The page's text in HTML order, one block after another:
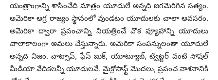
యంత్రాంగాన్ని శాసించేది మాత్రం యూదులే అన్నది జగమెరిగిన సత్యం.
అమెరికా అగ్ర రాజ్యం స్థానంలో వుండటం యూదులకు చాలా అవసరం.
అమెరికా ద్వారా ప్రపంచాన్ని నియత్రించే వొక వ్యూహాన్ని యూదులు
చాలాకాలంగా అమలు చేస్తున్నారు. అమెరికా సంపన్నులంతా యూదులే
అన్నది నిజం. వాట్సాప్,‌ ఫేస్ బుక్, యూట్యూబ్, ట్విట్టర్ వంటి సోషల్
మీడియా వేదికలన్నీ యూదులవే. మైక్రోసాఫ్ట్ మొదలు, ప్రపంచ నాశనానికి